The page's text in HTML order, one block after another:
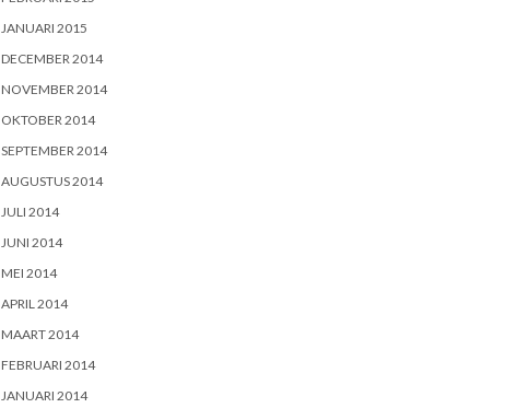
JANUARI 2015
DECEMBER 2014
NOVEMBER 2014
OKTOBER 2014
SEPTEMBER 2014
AUGUSTUS 2014
JULI 2014
JUNI 2014
MEI 2014
APRIL 2014
MAART 2014
FEBRUARI 2014
JANUARI 2014